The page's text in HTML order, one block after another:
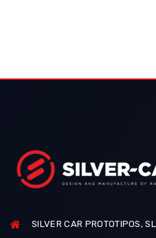
SILVER CAR PROTOTIPOS, SL.